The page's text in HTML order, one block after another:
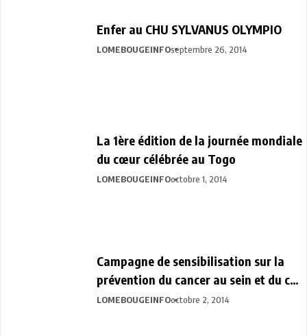
Enfer au CHU SYLVANUS OLYMPIO
LOMEBOUGEINFOseptembre 26, 2014
La 1ère édition de la journée mondiale
du cœur célébrée au Togo
LOMEBOUGEINFOoctobre 1, 2014
Campagne de sensibilisation sur la
prévention du cancer au sein et du col
de l’utérus
LOMEBOUGEINFOoctobre 2, 2014